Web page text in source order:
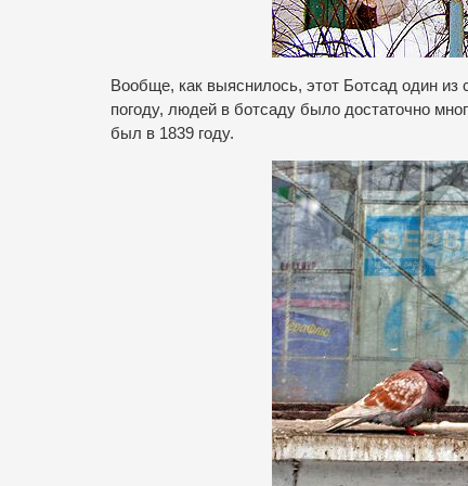
Вообще, как выяснилось, этот Ботсад один
погоду, людей в ботсаду было достаточно
был в 1839 году.